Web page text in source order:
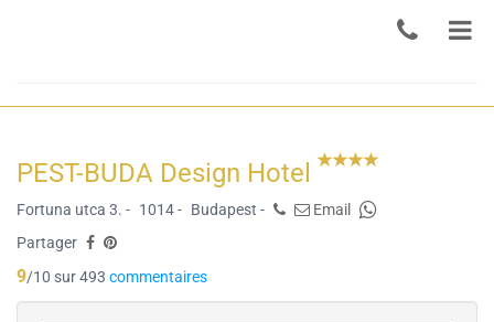
PEST-BUDA Design Hotel
Fortuna utca 3. - 1014 - Budapest -
Email
Partager
9/10 sur 493 commentaires